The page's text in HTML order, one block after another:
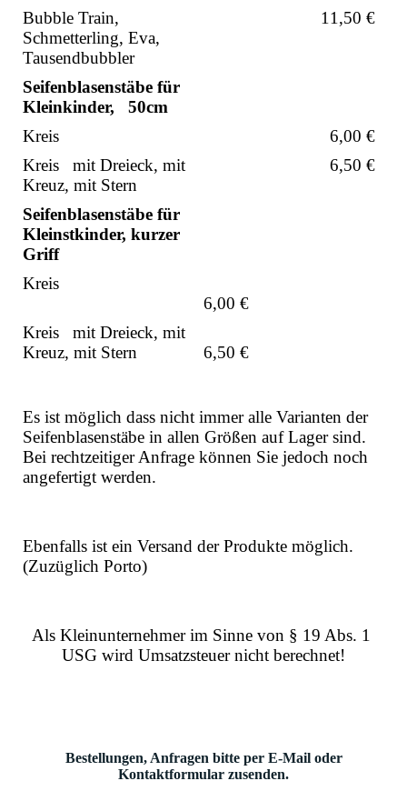
Bubble Train,
Schmetterling, Eva,
Tausendbubbler
11,50 €
Seifenblasenstäbe für
Kleinkinder, 50cm
Kreis
6,00 €
Kreis mit Dreieck, mit
Kreuz, mit Stern
6,50 €
Seifenblasenstäbe für
Kleinstkinder, kurzer
Griff
Kreis
6,00 €
Kreis mit Dreieck, mit
Kreuz, mit Stern
6,50 €
Es ist möglich dass nicht immer alle Varianten der
Seifenblasenstäbe in allen Größen auf Lager sind.
Bei rechtzeitiger Anfrage können Sie jedoch noch
angefertigt werden.
Ebenfalls ist ein Versand der Produkte möglich.
(Zuzüglich Porto)
Als Kleinunternehmer im Sinne von § 19 Abs. 1
USG wird Umsatzsteuer nicht berechnet!
Bestellungen, Anfragen bitte per E-Mail oder
Kontaktformular zusenden.